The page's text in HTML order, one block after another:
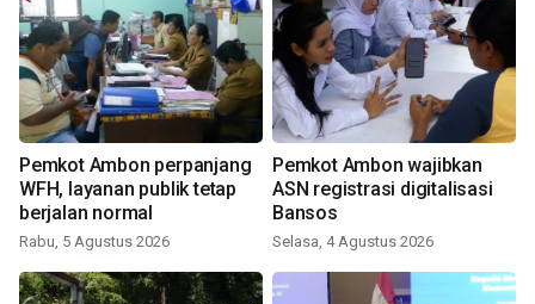
Pemkot Ambon perpanjang
WFH, layanan publik tetap
berjalan normal
Rabu, 5 Agustus 2026
Pemkot Ambon wajibkan
ASN registrasi digitalisasi
Bansos
Selasa, 4 Agustus 2026